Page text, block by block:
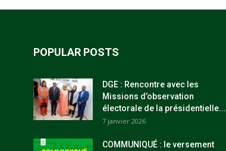
POPULAR POSTS
DGE : Rencontre avec les
Missions d’observation
électorale de la présidentielle...
7 janvier 2026
COMMUNIQUÉ : le versement